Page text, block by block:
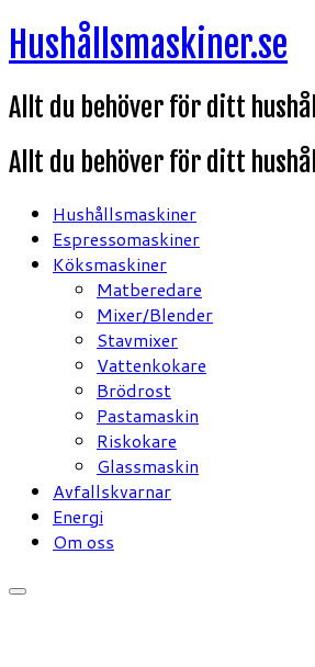
Hoppa
till
Hushållsmaskiner.se
Allt du behöver för ditt hushåll
Allt du behöver för ditt hushåll
Hushållsmaskiner
Espressomaskiner
Köksmaskiner
Matberedare
Mixer/Blender
Stavmixer
Vattenkokare
Brödrost
Pastamaskin
Riskokare
Glassmaskin
Avfallskvarnar
Energi
Om oss